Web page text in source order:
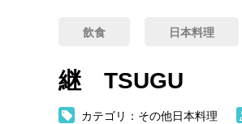
飲食 日本料理
継 TSUGU
カテゴリ：その他日本料理